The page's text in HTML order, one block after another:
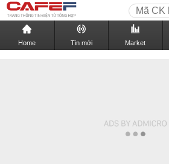
Home Tin mới Market